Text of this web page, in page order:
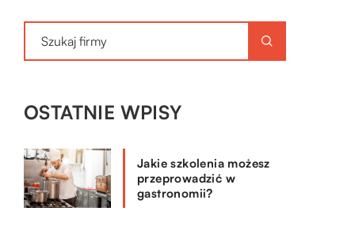
OSTATNIE WPISY
Jakie szkolenia możesz
przeprowadzić w
gastronomii?